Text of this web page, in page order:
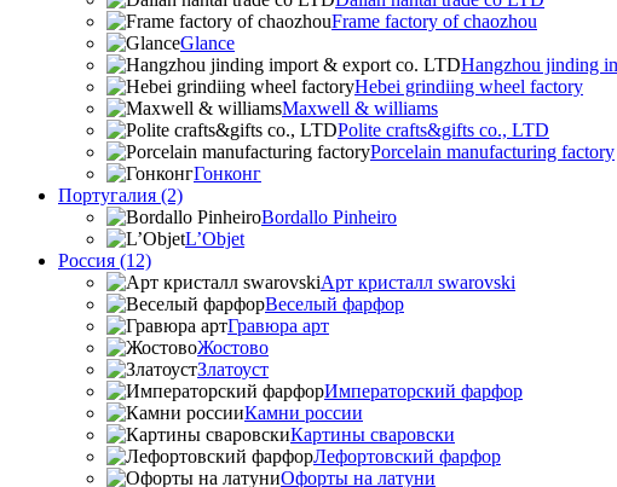
Frame factory of chaozhou
Glance
Hangzhou jinding
Hebei grindiing wheel factory
Maxwell & williams
Polite crafts&gifts co., LTD
Porcelain manufacturing factory
Гонконг
Португалия (2)
Bordallo Pinheiro
L’Objet
Россия (12)
Арт кристалл swarovski
Веселый фарфор
Гравюра арт
Жостово
Златоуст
Императорский фарфор
Камни россии
Картины сваровски
Лефортовский фарфор
Офорты на латуни